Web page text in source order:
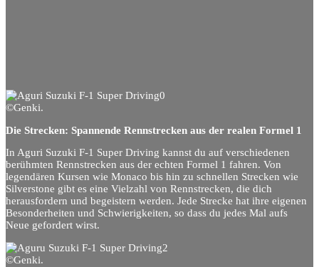
©Genki.
Die Strecken: Spannende Rennstrecken aus der realen Formel 1
In Aguri Suzuki F-1 Super Driving kannst du auf verschiedenen
berühmten Rennstrecken aus der echten Formel 1 fahren. Von
legendären Kursen wie Monaco bis hin zu schnellen Strecken wie
Silverstone gibt es eine Vielzahl von Rennstrecken, die dich
herausfordern und begeistern werden. Jede Strecke hat ihre eigenen
Besonderheiten und Schwierigkeiten, so dass du jedes Mal aufs
Neue gefordert wirst.
©Genki.